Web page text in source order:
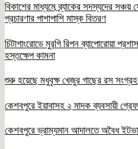
বিকাশের মাধ্যমে ব্র্যাকের সদস্যদের
প্রচারণার পাশাপাশি মাস্ক বিতরণ
চিটাগাংরোডে মুরগি রিপন ব্যাপোরোয়া
হস্তক্ষেপ কামনা
শুরু হয়েছে মধুবৃক্ষ খেজুর গাছের রস সংগ্রহ
কেশবপুরে ইয়াবাসহ ২ মাদক ব্যবসায়ী
কেশবপুরে ভ্রাম্যমান আদালতে অবৈধ